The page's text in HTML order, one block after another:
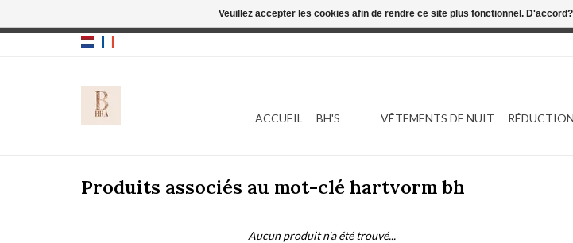
ACCUEIL BH'S VÊTEMENTS DE NUIT RÉDUCTION
Produits associés au mot-clé hartvorm bh
Aucun produit n'a été trouvé...
Veuillez accepter les cookies afin de rendre ce site plus fonctionnel. D'accord?
Cette boutique est en construction. Toute